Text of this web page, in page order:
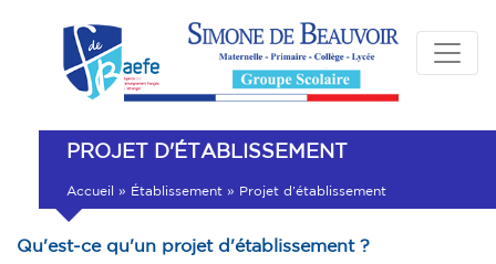
PROJET D'ÉTABLISSEMENT
Accueil » Établissement » Projet d’établissement
Qu'est-ce qu'un projet d'établissement ?